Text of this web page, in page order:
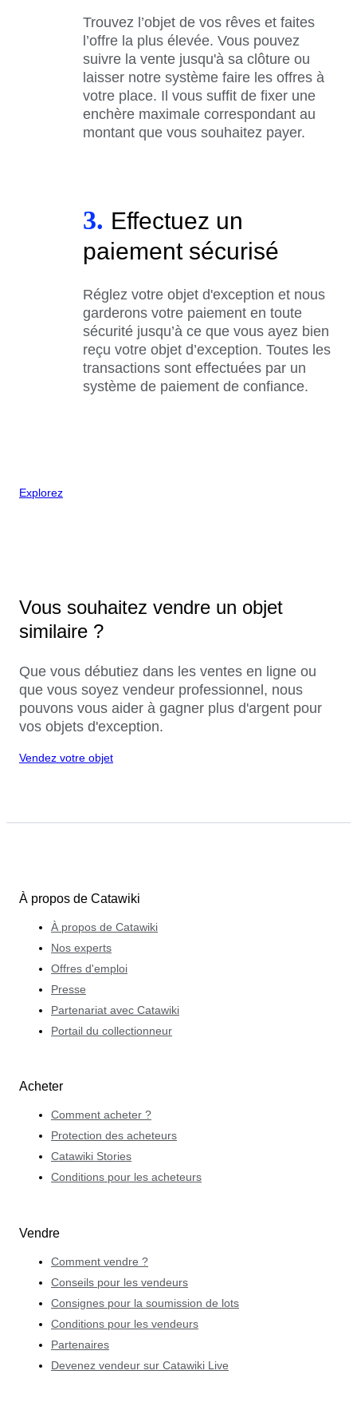
Trouvez l’objet de vos rêves et faites
l’offre la plus élevée. Vous pouvez
suivre la vente jusqu'à sa clôture ou
laisser notre système faire les offres à
votre place. Il vous suffit de fixer une
enchère maximale correspondant au
montant que vous souhaitez payer.
3. Effectuez un
paiement sécurisé
Réglez votre objet d'exception et nous
garderons votre paiement en toute
sécurité jusqu’à ce que vous ayez bien
reçu votre objet d’exception. Toutes les
transactions sont effectuées par un
système de paiement de confiance.
Explorez
Vous souhaitez vendre un objet
similaire ?
Que vous débutiez dans les ventes en ligne ou
que vous soyez vendeur professionnel, nous
pouvons vous aider à gagner plus d'argent pour
vos objets d'exception.
Vendez votre objet
À propos de Catawiki
À propos de Catawiki
Nos experts
Offres d'emploi
Presse
Partenariat avec Catawiki
Portail du collectionneur
Acheter
Comment acheter ?
Protection des acheteurs
Catawiki Stories
Conditions pour les acheteurs
Vendre
Comment vendre ?
Conseils pour les vendeurs
Consignes pour la soumission de lots
Conditions pour les vendeurs
Partenaires
Devenez vendeur sur Catawiki Live